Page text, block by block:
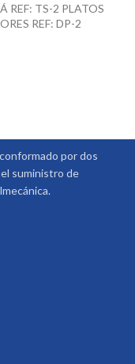
REF: TS-2 PLATOS
REF: DP-2
por dos
suministro de